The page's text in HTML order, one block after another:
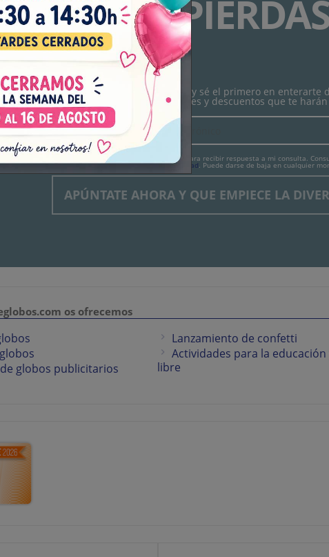
¡NO TE
FIESTA!
Subscríbete a nuestro boletín y sé el primero en enterarte
explosivas, novedades brillantes y descuentos que te
Acepto el tratamiento de mis datos para recibir respuesta a mi consulta.
en elaviso legalypolítica de privacidad. Puede darse de baja en cualquier
os ofrecemos
globos publicitarios
Lanzamiento de confetti
Actividades para la
libre